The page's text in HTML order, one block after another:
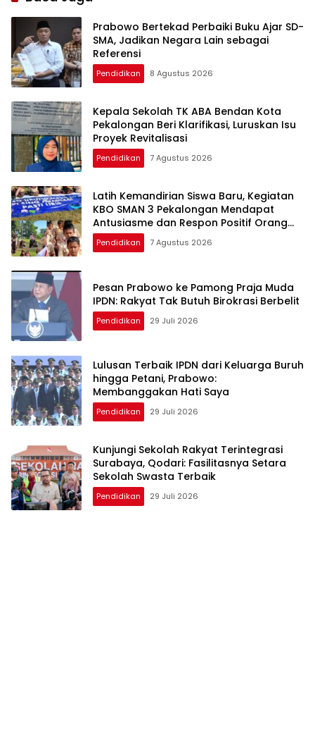
Prabowo Bertekad Perbaiki Buku Ajar SD-
SMA, Jadikan Negara Lain sebagai
Referensi
Pendidikan 8 Agustus 2026
Kepala Sekolah TK ABA Bendan Kota
Pekalongan Beri Klarifikasi, Luruskan Isu
Proyek Revitalisasi
Pendidikan 7 Agustus 2026
Latih Kemandirian Siswa Baru, Kegiatan
KBO SMAN 3 Pekalongan Mendapat
Antusiasme dan Respon Positif Orang
Tua Murid
Pendidikan 7 Agustus 2026
Pesan Prabowo ke Pamong Praja Muda
IPDN: Rakyat Tak Butuh Birokrasi Berbelit
Pendidikan 29 Juli 2026
Lulusan Terbaik IPDN dari Keluarga Buruh
hingga Petani, Prabowo:
Membanggakan Hati Saya
Pendidikan 29 Juli 2026
Kunjungi Sekolah Rakyat Terintegrasi
Surabaya, Qodari: Fasilitasnya Setara
Sekolah Swasta Terbaik
Pendidikan 29 Juli 2026